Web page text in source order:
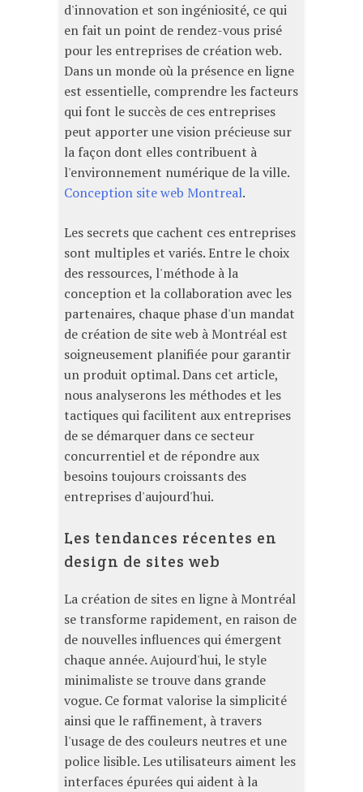
d'innovation et son ingéniosité, ce qui
en fait un point de rendez-vous prisé
pour les entreprises de création web.
Dans un monde où la présence en ligne
est essentielle, comprendre les facteurs
qui font le succès de ces entreprises
peut apporter une vision précieuse sur
la façon dont elles contribuent à
l'environnement numérique de la ville.
Conception site web Montreal.
Les secrets que cachent ces entreprises
sont multiples et variés. Entre le choix
des ressources, l'méthode à la
conception et la collaboration avec les
partenaires, chaque phase d'un mandat
de création de site web à Montréal est
soigneusement planifiée pour garantir
un produit optimal. Dans cet article,
nous analyserons les méthodes et les
tactiques qui facilitent aux entreprises
de se démarquer dans ce secteur
concurrentiel et de répondre aux
besoins toujours croissants des
entreprises d'aujourd'hui.
Les tendances récentes en
design de sites web
La création de sites en ligne à Montréal
se transforme rapidement, en raison de
de nouvelles influences qui émergent
chaque année. Aujourd'hui, le style
minimaliste se trouve dans grande
vogue. Ce format valorise la simplicité
ainsi que le raffinement, à travers
l'usage de des couleurs neutres et une
police lisible. Les utilisateurs aiment les
interfaces épurées qui aident à la